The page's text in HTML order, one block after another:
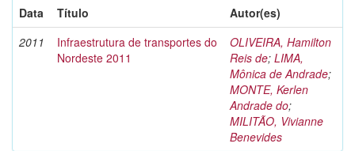
Data
Título
Autor(es)
2011
Infraestrutura de transportes do
Nordeste 2011
OLIVEIRA, Hamilton
Reis de; LIMA,
Mônica de Andrade;
MONTE, Kerlen
Andrade do;
MILITÃO, Vivianne
Benevides